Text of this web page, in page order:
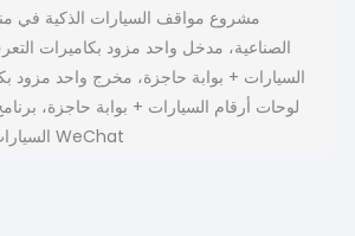
مشروع مواقف السيارات الذكية في
الصناعية، مدخل واحد مزود بكاميرات
السيارات + بوابة حاجزة، مخرج واحد مزود
لوحات أرقام السيارات + بوابة حاجزة،
السيارات مع طريقة دفع عبر WeChat